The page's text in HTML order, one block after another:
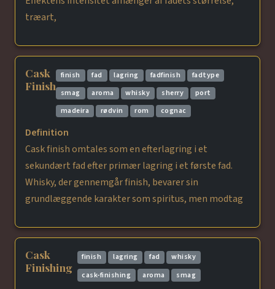
træart,
Cask
Finish
finish fad lagring fadfinish
fadtype
smag
aroma whisky sherry
port
madeira
rødvin rom cognac
Definition
Cask finish omtales som en efterlagring i et
sekundært fad efter primær lagring i et første fad.
Whisky, der gennemgår finish, bevarer sin
grundlæggende karakter som spiritus, men modtag
Cask
Finishing
finish lagring fad
whisky
cask-finishing
aroma smag